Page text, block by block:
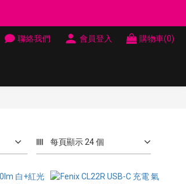
聯絡我們 會員登入 購物車(0)
每頁顯示 24 個